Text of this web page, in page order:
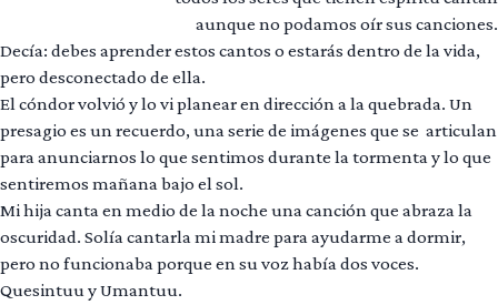
aunque no podamos oír sus canciones.
Decía: debes aprender estos cantos o estarás dentro de la vida,
pero desconectado de ella.
El cóndor volvió y lo vi planear en dirección a la quebrada. Un
presagio es un recuerdo, una serie de imágenes que se articulan
para anunciarnos lo que sentimos durante la tormenta y lo que
sentiremos mañana bajo el sol.
Mi hija canta en medio de la noche una canción que abraza la
oscuridad. Solía cantarla mi madre para ayudarme a dormir,
pero no funcionaba porque en su voz había dos voces.
Quesintuu y Umantuu.